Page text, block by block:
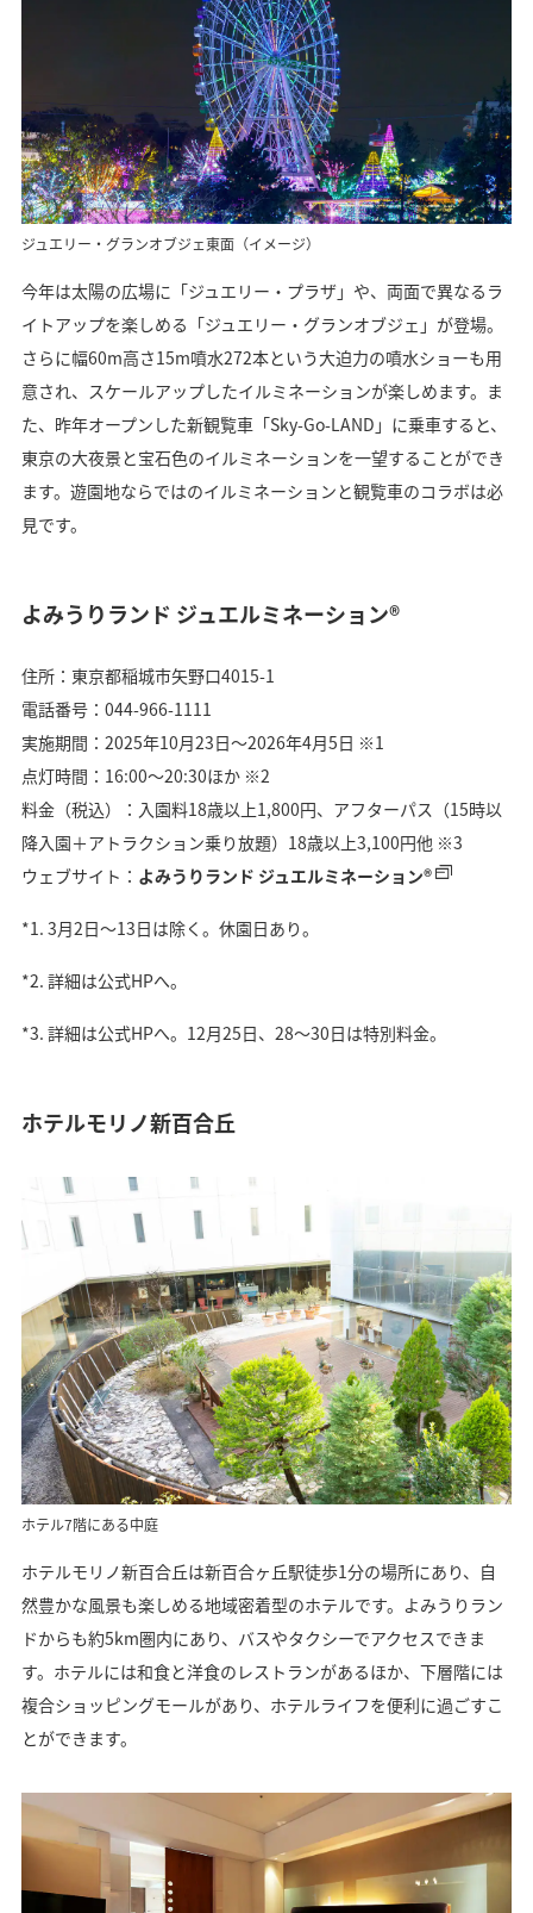
ジュエリー・グランオブジェ東面（イメージ）
今年は太陽の広場に「ジュエリー・プラザ」や、両面で異なるラ
イトアップを楽しめる「ジュエリー・グランオブジェ」が登場。
さらに幅60m高さ15m噴水272本という大迫力の噴水ショーも用
意され、スケールアップしたイルミネーションが楽しめます。ま
た、昨年オープンした新観覧車「Sky-Go-LAND」に乗車すると、
東京の大夜景と宝石色のイルミネーションを一望することができ
ます。遊園地ならではのイルミネーションと観覧車のコラボは必
見です。
よみうりランド ジュエルミネーション®
住所：東京都稲城市矢野口4015-1
電話番号：044-966-1111
実施期間：2025年10月23日〜2026年4月5日 ※1
点灯時間：16:00〜20:30ほか ※2
料金（税込）：入園料18歳以上1,800円、アフターパス（15時以
降入園＋アトラクション乗り放題）18歳以上3,100円他 ※3
ウェブサイト： よみうりランド ジュエルミネーション®
*1. 3月2日〜13日は除く。休園日あり。
*2. 詳細は公式HPへ。
*3. 詳細は公式HPへ。12月25日、28～30日は特別料金。
ホテルモリノ新百合丘
ホテル7階にある中庭
ホテルモリノ新百合丘は新百合ヶ丘駅徒歩1分の場所にあり、自
然豊かな風景も楽しめる地域密着型のホテルです。よみうりラン
ドからも約5km圏内にあり、バスやタクシーでアクセスできま
す。ホテルには和食と洋食のレストランがあるほか、下層階には
複合ショッピングモールがあり、ホテルライフを便利に過ごすこ
とができます。